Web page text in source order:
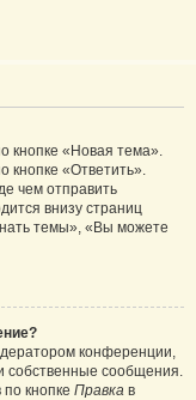
кнопке «Новая тема».
кнопке «Ответить».
чем отправить
внизу страниц
темы», «Вы можете
конференции,
собственные сообщения.
кнопке Правка в